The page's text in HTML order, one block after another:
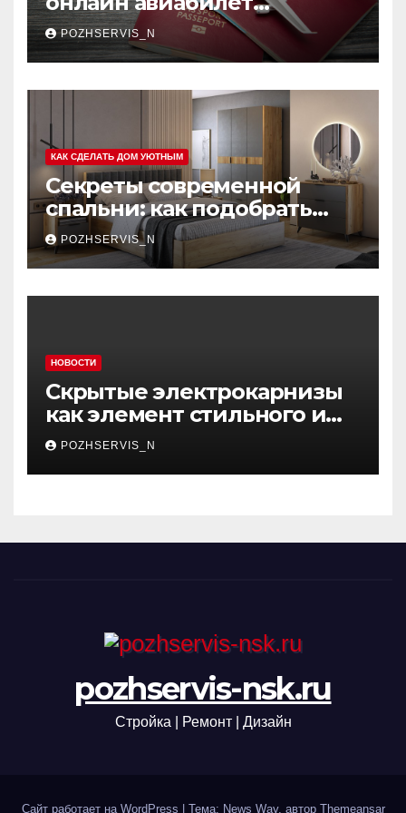
Аэрофлота: пошаговое
руководство
POZHSERVIS_N
КАК СДЕЛАТЬ ДОМ УЮТНЫМ
Секреты современной
спальни: как подобрать
мебель, которая меняет
пространство
POZHSERVIS_N
НОВОСТИ
Скрытые электрокарнизы
как элемент стильного и
функционального
интерьера
POZHSERVIS_N
pozhservis-nsk.ru
Стройка | Ремонт | Дизайн
Сайт работает на WordPress | Тема: News Way, автор Themeansar